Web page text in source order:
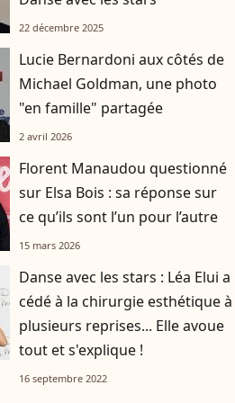
22 décembre 2025
Lucie Bernardoni aux côtés de
Michael Goldman, une photo
"en famille" partagée
2 avril 2026
Florent Manaudou questionné
sur Elsa Bois : sa réponse sur
ce qu’ils sont l’un pour l’autre
15 mars 2026
Danse avec les stars : Léa Elui a
cédé à la chirurgie esthétique à
plusieurs reprises... Elle avoue
tout et s'explique !
16 septembre 2022